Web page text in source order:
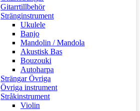
Gitarrtillbehör
Stränginstrument
Ukulele
Banjo
Mandolin / Mandola
Akustisk Bas
Bouzouki
Autoharpa
Strängar Övriga
Övriga instrument
Stråkinstrument
Violin